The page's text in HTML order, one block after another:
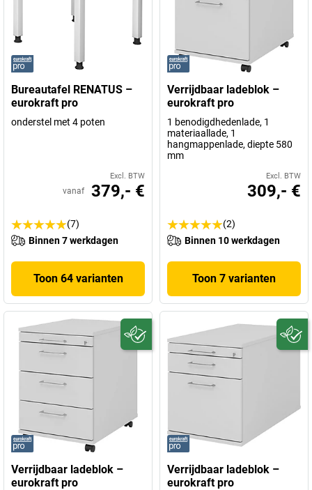
Bureautafel RENATUS –
eurokraft pro
onderstel met 4 poten
Excl. BTW
vanaf 379,- €
(7)
Binnen 7 werkdagen
Toon 64 varianten
Verrijdbaar ladeblok –
eurokraft pro
1 benodigdhedenlade, 1
materiaallade, 1
hangmappenlade, diepte 580
mm
Excl. BTW
309,- €
(2)
Binnen 10 werkdagen
Toon 7 varianten
Verrijdbaar ladeblok –
eurokraft pro
Verrijdbaar ladeblok –
eurokraft pro